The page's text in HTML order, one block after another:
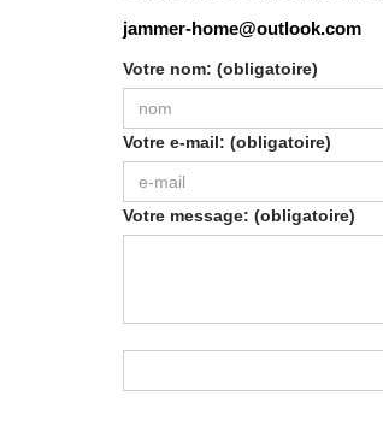
jammer-home@outlook.com
Votre nom: (obligatoire)
Votre e-mail: (obligatoire)
Votre message: (obligatoire)